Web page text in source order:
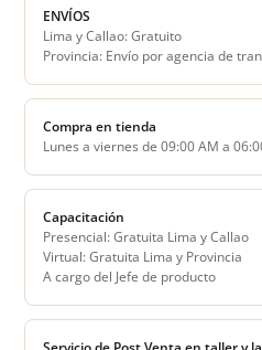
ENVÍOS
Lima y Callao: Gratuito
Provincia: Envío por agencia de
Compra en tienda
Lunes a viernes de 09:00 AM a
Capacitación
Presencial: Gratuita Lima y Callao
Virtual: Gratuita Lima y Provincia
A cargo del Jefe de producto